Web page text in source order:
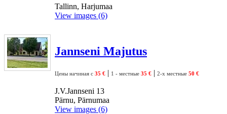
Tallinn, Harjumaa
View images (6)
Jannseni Majutus
Цены начиная с 35 € | 1 - местные 35 € | 2-х местные 50 €
J.V.Jannseni 13
Pärnu, Pärnumaa
View images (6)